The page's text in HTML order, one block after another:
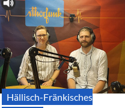
Hällisch-Fränkisches